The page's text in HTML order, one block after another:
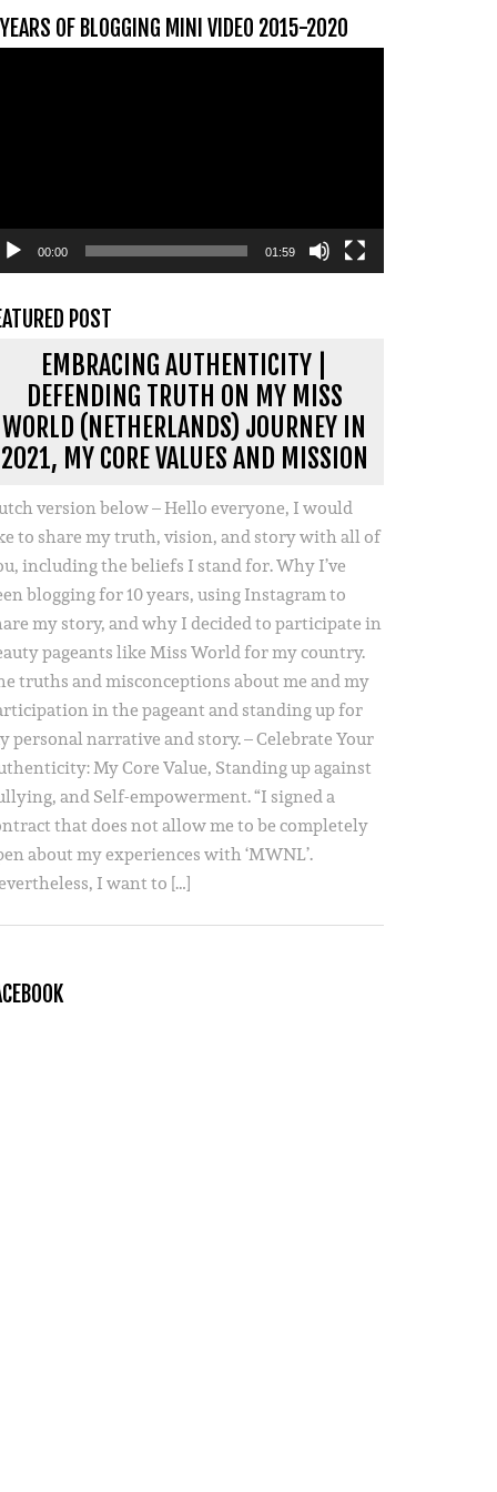
OF BLOGGING MINI VIDEO 2015-2020
00:00 01:59
POST
EMBRACING AUTHENTICITY |
DEFENDING TRUTH ON MY MISS
WORLD (NETHERLANDS) JOURNEY IN
2021, MY CORE VALUES AND MISSION
version below – Hello everyone, I would
to share my truth, vision, and story with all of
including the beliefs I stand for. Why I’ve
blogging for 10 years, using Instagram to
my story, and why I decided to participate in
pageants like Miss World for my country.
truths and misconceptions about me and my
in the pageant and standing up for
personal narrative and story. – Celebrate Your
My Core Value, Standing up against
and Self-empowerment. “I signed a
that does not allow me to be completely
about my experiences with ‘MWNL’.
I want to […]